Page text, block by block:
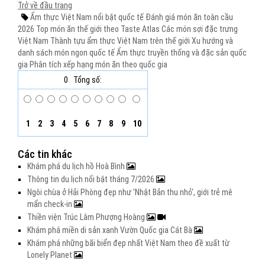
Trở về đầu trang
Ẩm thực Việt Nam nổi bật quốc tế Đánh giá món ăn toàn cầu
2026 Top món ăn thế giới theo Taste Atlas Các món sợi đặc trưng
Việt Nam Thành tựu ẩm thực Việt Nam trên thế giới Xu hướng và
danh sách món ngon quốc tếẨm thực truyền thống và đặc sản quốc
gia Phân tích xếp hạng món ăn theo quốc gia
0
Tổng số:
1 2 3 4 5 6 7 8 9 10
Các tin khác
Khám phá du lịch hồ Hoà Bình
Thông tin du lịch nổi bật tháng 7/2026
Ngôi chùa ở Hải Phòng đẹp như 'Nhật Bản thu nhỏ', giới trẻ mê
mẩn check-in
Thiền viện Trúc Lâm Phượng Hoàng
Khám phá miền di sản xanh Vườn Quốc gia Cát Bà
Khám phá những bãi biển đẹp nhất Việt Nam theo đề xuất từ
Lonely Planet